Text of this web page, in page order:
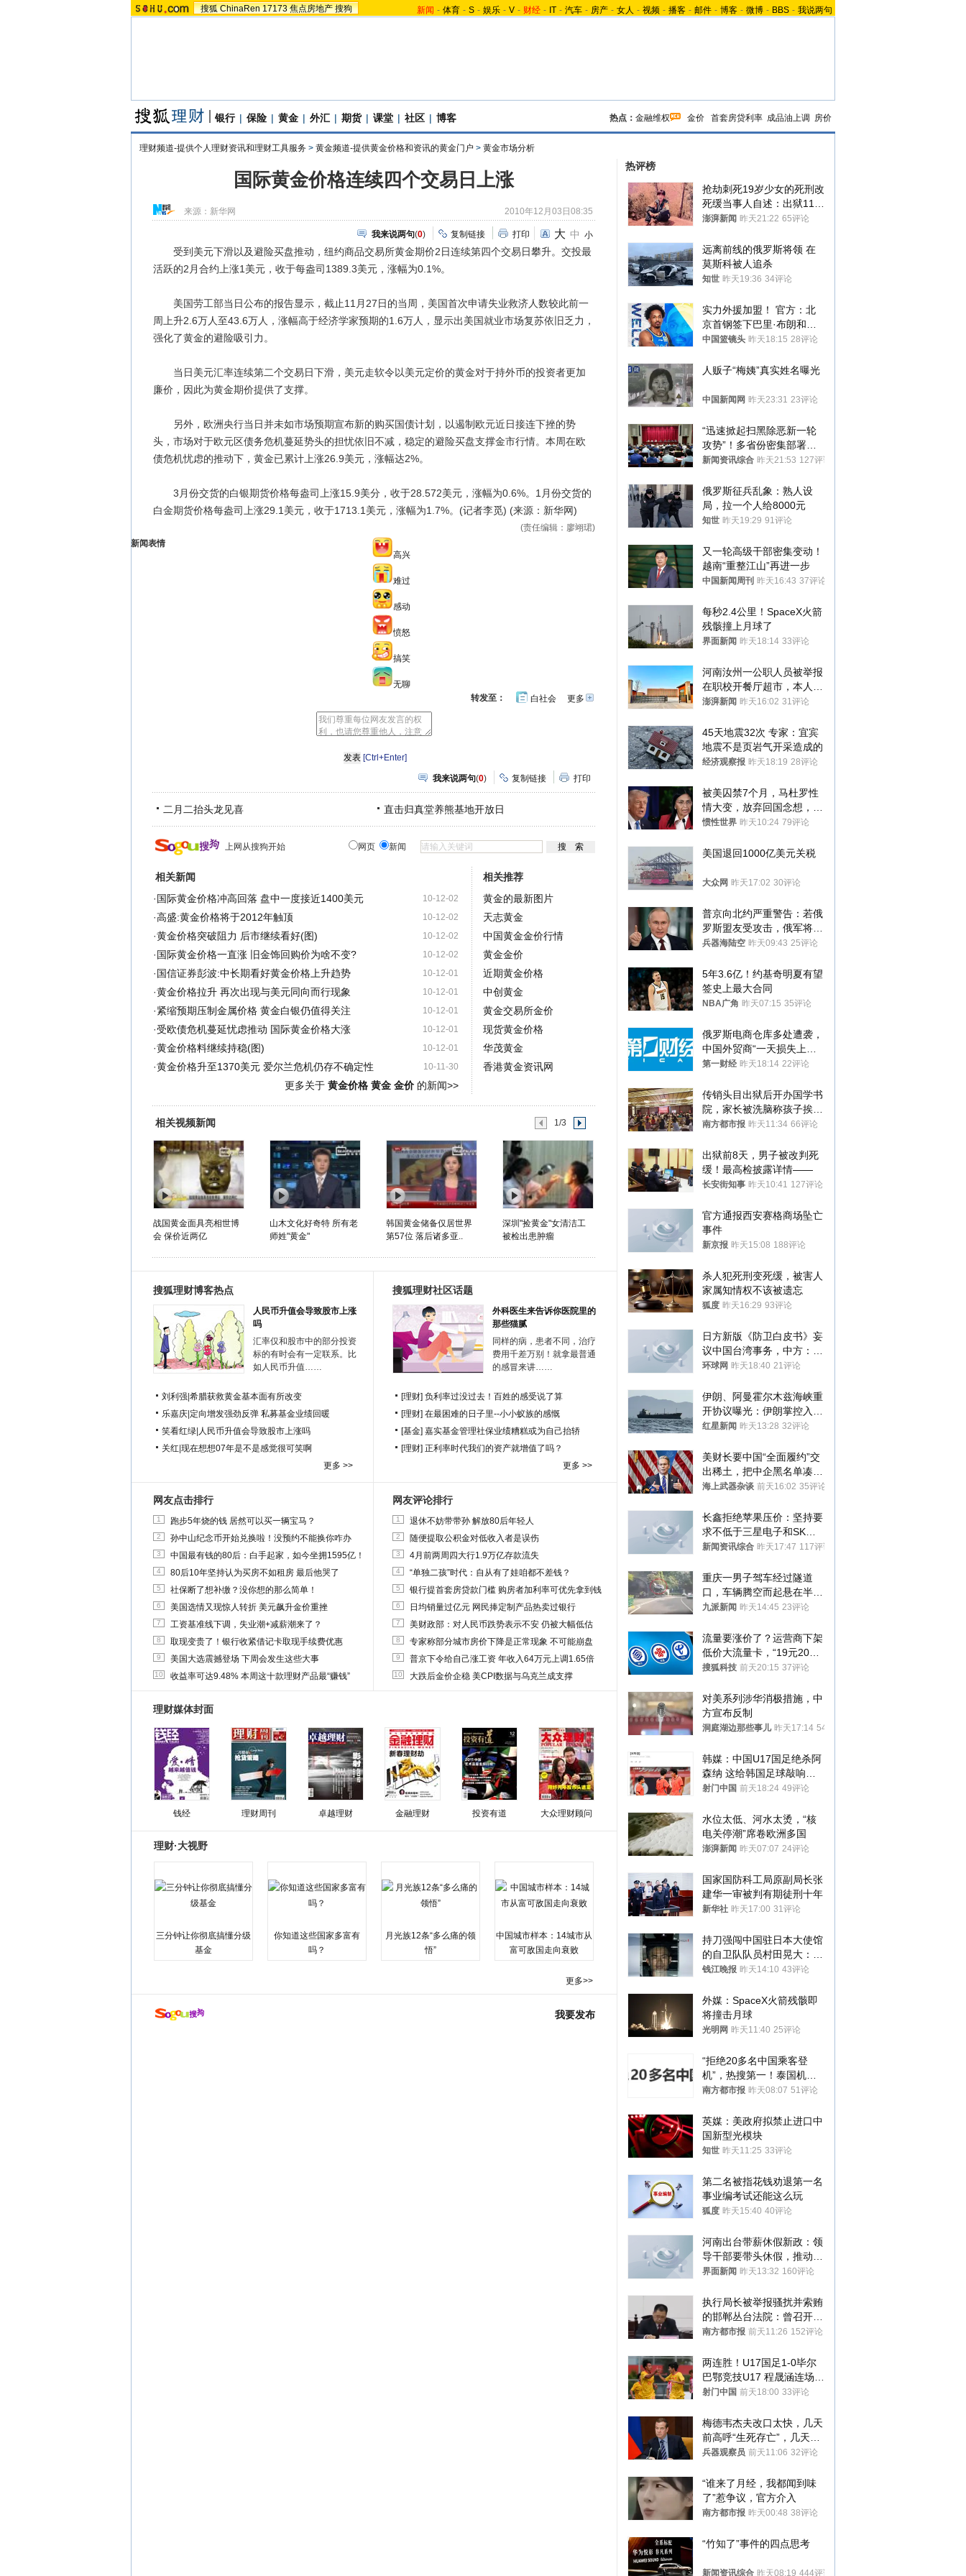
搜狐 ChinaRen 17173 焦点房地产 搜狗 新闻 - 体育 - S - 娱乐 - V - 财经 - IT - 汽车 - 房产 - 女人 - 视频 - 播客 - 邮件 - 博客 - 微博 - BBS - 我说两句
银行 | 保险 | 黄金 | 外汇 | 期货 | 课堂 | 社区 | 博客 热点： 金融维权 金价 首套房贷利率 成品油上调 房价
理财频道-提供个人理财资讯和理财工具服务 > 黄金频道-提供黄金价格和资讯的黄金门户 > 黄金市场分析
国际黄金价格连续四个交易日上涨
来源： 新华网 2010年12月03日08:35
我来说两句(0) 复制链接 打印 大 中 小
受到美元下滑以及避险买盘推动，纽约商品交易所黄金期价2日连续第四个交易日攀升。交投最
活跃的2月合约上涨1美元，收于每盎司1389.3美元，涨幅为0.1%。
美国劳工部当日公布的报告显示，截止11月27日的当周，美国首次申请失业救济人数较此前一
周上升2.6万人至43.6万人，涨幅高于经济学家预期的1.6万人，显示出美国就业市场复苏依旧乏力，
强化了黄金的避险吸引力。
当日美元汇率连续第二个交易日下滑，美元走软令以美元定价的黄金对于持外币的投资者更加
廉价，因此为黄金期价提供了支撑。
另外，欧洲央行当日并未如市场预期宣布新的购买国债计划，以遏制欧元近日接连下挫的势
头，市场对于欧元区债务危机蔓延势头的担忧依旧不减，稳定的避险买盘支撑金市行情。本周在欧
债危机忧虑的推动下，黄金已累计上涨26.9美元，涨幅达2%。
3月份交货的白银期货价格每盎司上涨15.9美分，收于28.572美元，涨幅为0.6%。1月份交货的
白金期货价格每盎司上涨29.1美元，收于1713.1美元，涨幅为1.7%。(记者李觅) (来源：新华网)
(责任编辑：廖翊珺)
新闻表情
高兴
难过
感动
愤怒
搞笑
无聊
更多开
转发至： 白社会
[Ctrl+Enter]
我来说两句(0) 复制链接 打印
二月二抬头龙见喜 直击归真堂养熊基地开放日
上网从搜狗开始 网页 新闻
相关新闻
10-12-02
· 国际黄金价格冲高回落 盘中一度接近1400美元
10-12-02
·高盛:黄金价格将于2012年触顶
10-12-02
·黄金价格突破阻力 后市继续看好(图)
10-12-02
· 国际黄金价格一直涨 旧金饰回购价为啥不变?
10-12-01
· 国信证券彭波:中长期看好黄金价格上升趋势
10-12-01
·黄金价格拉升 再次出现与美元同向而行现象
10-12-01
·紧缩预期压制金属价格 黄金白银仍值得关注
10-12-01
·受欧债危机蔓延忧虑推动 国际黄金价格大涨
10-12-01
·黄金价格料继续持稳(图)
10-11-30
·黄金价格升至1370美元 爱尔兰危机仍存不确定性
更多关于 黄金价格 黄金 金价的新闻>>
相关推荐
黄金的最新图片
天志黄金
中国黄金金价行情
黄金金价
近期黄金价格
中创黄金
黄金交易所金价
现货黄金价格
华茂黄金
香港黄金资讯网
相关视频新闻 1/3
战国黄金面具亮相世博
会 保价近两亿
山木文化好奇特 所有老
师姓"黄金"
韩国黄金储备仅居世界
第57位 落后诸多亚..
深圳"捡黄金"女清洁工
被检出患肿瘤
搜狐理财博客热点
人民币升值会导致股市上涨
吗
汇率仅和股市中的部分投资
标的有时会有一定联系。比
如人民币升值……
刘利强 希腊获救黄金基本面有所改变
乐嘉庆 定向增发强劲反弹 私募基金业绩回暖
笑看红绿 人民币升值会导致股市上涨吗
关红 现在想想07年是不是感觉很可笑啊
更多 >>
搜狐理财社区话题
外科医生来告诉你医院里的
那些猫腻
同样的病，患者不同，治疗
费用千差万别！就拿最普通
的感冒来讲……
[理财] 负利率过没过去！百姓的感受说了算
[理财] 在最困难的日子里--小小蚁族的感慨
[基金] 嘉实基金管理社保业绩糟糕或为自己抬轿
[理财] 正利率时代我们的资产就增值了吗？
更多 >>
网友点击排行
1 跑步5年烧的钱 居然可以买一辆宝马？
2 孙中山纪念币开始兑换啦！没预约不能换你咋办
3 中国最有钱的80后：白手起家，如今坐拥1595亿！
4 80后10年坚持认为买房不如租房 最后他哭了
5 社保断了想补缴？没你想的那么简单！
6 美国选情又现惊人转折 美元飙升金价重挫
7 工资基准线下调，失业潮+减薪潮来了？
8 取现变贵了！银行收紧借记卡取现手续费优惠
9 美国大选震撼登场 下周会发生这些大事
10 收益率可达9.48% 本周这十款理财产品最“赚钱”
网友评论排行
1 退休不妨带带孙 解放80后年轻人
2 随便提取公积金对低收入者是误伤
3 4月前两周四大行1.9万亿存款流失
4 “单独二孩”时代：自从有了娃咱都不差钱？
5 银行提首套房贷款门槛 购房者加利率可优先拿到钱
6 日均销量过亿元 网民捧定制产品热卖过银行
7 美财政部：对人民币跌势表示不安 仍被大幅低估
8 专家称部分城市房价下降是正常现象 不可能崩盘
9 普京下令给自己涨工资 年收入64万元上调1.65倍
10 大跌后金价企稳 美CPI数据与乌克兰成支撑
理财媒体封面
钱经 理财周刊 卓越理财 金融理财 投资有道 大众理财顾问
理财·大视野
三分钟让你彻底搞懂分级
基金
你知道这些国家多富有
吗？
月光族12条“多么痛的领
悟”
中国城市样本：14城市从
富可敌国走向衰败
更多>>
我要发布
热评榜
抢劫刺死19岁少女的死刑改
死缓当事人自述：出狱11年
间始终刻意躲避被害人家属
澎湃新闻 昨天21:22 65评论
远离前线的俄罗斯将领 在
莫斯科被人追杀
知世 昨天19:36 34评论
实力外援加盟！ 官方：北
京首钢签下巴里·布朗和桑
普森
中国篮镜头 昨天18:15 28评论
人贩子“梅姨”真实姓名曝光
中国新闻网 昨天23:31 23评论
“迅速掀起扫黑除恶新一轮
攻势”！多省份密集部署，
公布举报方式
新闻资讯综合 昨天21:53 127评论
俄罗斯征兵乱象：熟人设
局，拉一个人给8000元
知世 昨天19:29 91评论
又一轮高级干部密集变动！
越南“重整江山”再进一步
中国新闻周刊 昨天16:43 37评论
每秒2.4公里！SpaceX火箭
残骸撞上月球了
界面新闻 昨天18:14 33评论
河南汝州一公职人员被举报
在职校开餐厅超市，本人回
应称“是给别人帮忙”
澎湃新闻 昨天16:02 31评论
45天地震32次 专家：宜宾
地震不是页岩气开采造成的
经济观察报 昨天18:19 28评论
被美囚禁7个月，马杜罗性
情大变，放弃回国念想，最
后嘱托已公开
惯性世界 昨天10:24 79评论
美国退回1000亿美元关税
大众网 昨天17:02 30评论
普京向北约严重警告：若俄
罗斯盟友受攻击，俄军将动
用核武器保护
兵器海陆空 昨天09:43 25评论
5年3.6亿！约基奇明夏有望
签史上最大合同
NBA广角 昨天07:15 35评论
俄罗斯电商仓库多处遭袭，
中国外贸商“一天损失上
万”紧急清仓
第一财经 昨天18:14 22评论
传销头目出狱后开办国学书
院，家长被洗脑称孩子挨打
才有效果
南方都市报 昨天11:34 66评论
出狱前8天，男子被改判死
缓！最高检披露详情——
长安街知事 昨天10:41 127评论
官方通报西安赛格商场坠亡
事件
新京报 昨天15:08 188评论
杀人犯死刑变死缓，被害人
家属知情权不该被遗忘
狐度 昨天16:29 93评论
日方新版《防卫白皮书》妄
议中国台湾事务，中方：强
烈不满、坚决反对，已向日
环球网 昨天18:40 21评论
伊朗、阿曼霍尔木兹海峡重
开协议曝光：伊朗掌控入湾
航道，与阿曼平分“服务费”
红星新闻 昨天13:28 32评论
美财长要中国“全面履约”交
出稀土，把中企黑名单凑到
187家，中方做最坏打算
海上武器杂谈 前天16:02 35评论
长鑫拒绝苹果压价：坚持要
求不低于三星电子和SK海
力士
新闻资讯综合 昨天17:47 117评论
重庆一男子驾车经过隧道
口，车辆腾空而起悬在半
空，消防： 2人已送医，正
九派新闻 昨天14:45 23评论
流量要涨价了？运营商下架
低价大流量卡，“19元200
G”成为历史
搜狐科技 前天20:15 37评论
对美系列涉华消极措施，中
方宣布反制
洞庭湖边那些事儿 昨天17:14 54评论
韩媒：中国U17国足绝杀阿
森纳 这给韩国足球敲响了
警钟
射门中国 前天18:24 49评论
水位太低、河水太烫，“核
电关停潮”席卷欧洲多国
澎湃新闻 昨天07:07 24评论
国家国防科工局原副局长张
建华一审被判有期徒刑十年
新华社 昨天17:00 31评论
持刀强闯中国驻日本大使馆
的自卫队队员村田晃大：对
自己的行为深感后悔；曾申
钱江晚报 昨天14:10 43评论
外媒：SpaceX火箭残骸即
将撞击月球
光明网 昨天11:40 25评论
“拒绝20多名中国乘客登
机”，热搜第一！泰国机场
方道歉
南方都市报 昨天08:07 51评论
英媒：美政府拟禁止进口中
国新型光模块
知世 昨天11:25 33评论
第二名被指花钱劝退第一名
事业编考试还能这么玩
狐度 昨天15:40 40评论
河南出台带薪休假新政：领
导干部要带头休假，推动全
员应休尽休、休满休足
界面新闻 昨天13:32 160评论
执行局长被举报骚扰并索贿
的邯郸丛台法院：曾召开警
示教育会
南方都市报 前天11:26 152评论
两连胜！U17国足1-0毕尔
巴鄂竞技U17 程晟涵连场破
门
射门中国 前天18:00 33评论
梅德韦杰夫改口太快，几天
前高呼“生死存亡”，几天后
又换了一个说法
兵器观察员 前天11:06 32评论
“谁来了月经，我都闻到味
了”惹争议，官方介入
南方都市报 昨天00:48 38评论
“竹知了”事件的四点思考
新闻资讯综合 昨天08:19 444评论